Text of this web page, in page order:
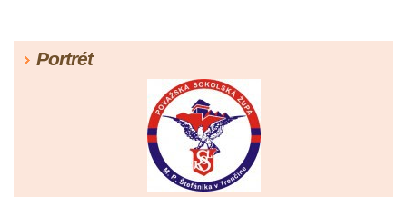
Portrét